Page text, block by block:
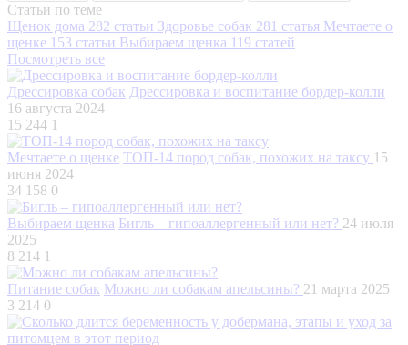
Статьи по теме
Щенок дома 282 статьи Здоровье собак 281 статья Мечтаете о
щенке 153 статьи Выбираем щенка 119 статей
Посмотреть все
Дрессировка собак Дрессировка и воспитание бордер-колли
16 августа 2024
15 244 1
Мечтаете о щенке ТОП-14 пород собак, похожих на таксу 15
июня 2024
34 158 0
Выбираем щенка Бигль – гипоаллергенный или нет? 24 июля
2025
8 214 1
Питание собак Можно ли собакам апельсины? 21 марта 2025
3 214 0